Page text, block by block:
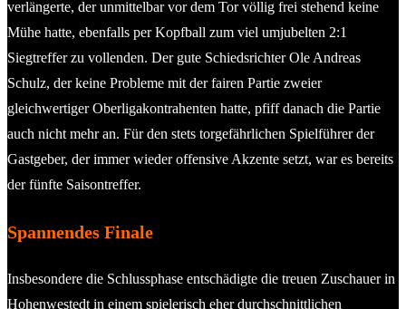
verlängerte, der unmittelbar vor dem Tor völlig frei stehend keine
Mühe hatte, ebenfalls per Kopfball zum viel umjubelten 2:1
Siegtreffer zu vollenden. Der gute Schiedsrichter Ole Andreas
Schulz, der keine Probleme mit der fairen Partie zweier
gleichwertiger Oberligakontrahenten hatte, pfiff danach die Partie
auch nicht mehr an. Für den stets torgefährlichen Spielführer der
Gastgeber, der immer wieder offensive Akzente setzt, war es bereits
der fünfte Saisontreffer.
Spannendes Finale
Insbesondere die Schlussphase entschädigte die treuen Zuschauer in
Hohenwestedt in einem spielerisch eher durchschnittlichen